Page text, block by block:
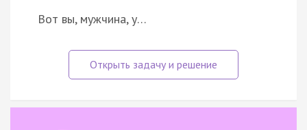
Вот вы, мужчина, у…